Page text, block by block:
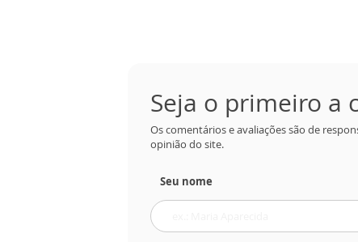
Seja o primeiro a
Os comentários e avaliações são de
opinião do site.
Seu nome